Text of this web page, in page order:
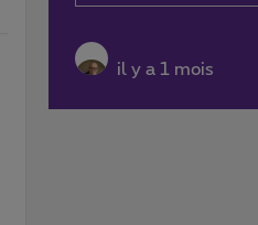
il y a 1 mois